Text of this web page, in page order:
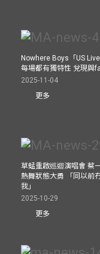
Nowhere Boys「US
每場都有獨特性 兌現與
2025-11-04
更多
草蜢重啟巡迴演唱會 蔡
熱舞狀態大勇 「同以前
我」
2025-10-29
更多